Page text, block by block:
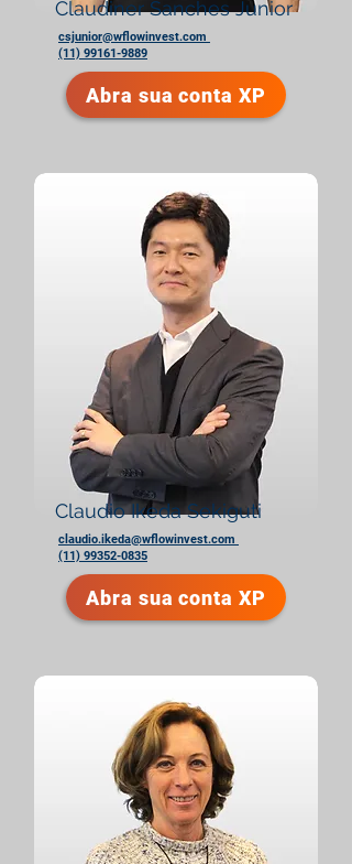
Claudiner Sanches Junior
csjunior@wflowinvest.com
(11) 99161-9889
Abra sua conta XP
Claudio Ikeda Sekiguti
claudio.ikeda@wflowinvest.com
(11) 99352-0835
Abra sua conta XP